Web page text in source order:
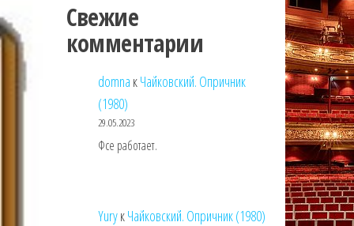
Свежие
комментарии
domna кЧайковский. Опричник
(1980)
29.05.2023
Фсе работает.
YuryкЧайковский. Опричник (1980)